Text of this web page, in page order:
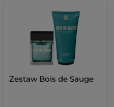
Zestaw Bois de Sauge